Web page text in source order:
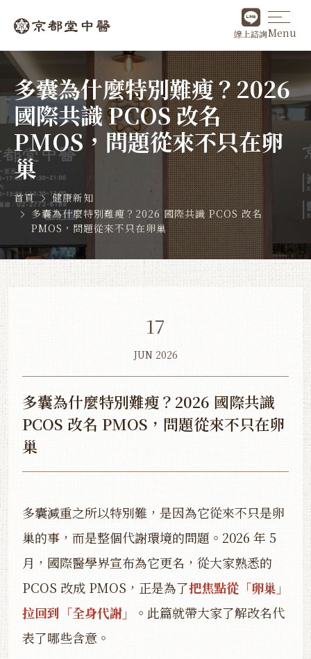
線上諮詢Menu
多囊為什麼特別難瘦？2026
國際共識 PCOS 改名
PMOS，問題從來不只在卵
巢
首頁
健康新知
多囊為什麼特別難瘦？2026 國際共識 PCOS 改名
PMOS，問題從來不只在卵巢
17
JUN 2026
多囊為什麼特別難瘦？2026 國際共識
PCOS 改名 PMOS，問題從來不只在卵
巢
多囊減重之所以特別難，是因為它從來不只是卵
巢的事，而是整個代謝環境的問題。2026 年 5
月，國際醫學界宣布為它更名，從大家熟悉的
PCOS 改成 PMOS，正是為了把焦點從「卵巢」
拉回到「全身代謝」
。此篇就帶大家了解改名代
表了哪些含意。